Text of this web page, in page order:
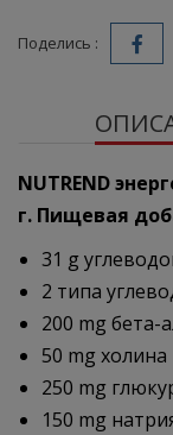
Поделись :
NUTREND
г. Пищевая
31 g
2 типа
200 mg бета-
50 mg холина
250 mg
150 mg